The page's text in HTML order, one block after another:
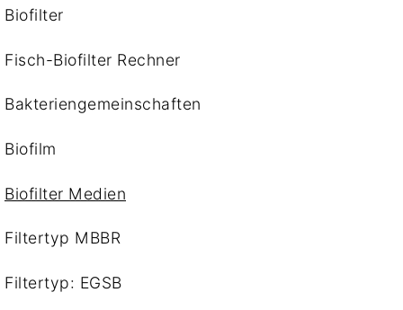
Biofilter
Fisch-Biofilter Rechner
Bakteriengemeinschaften
Biofilm
Biofilter Medien
Filtertyp MBBR
Filtertyp: EGSB